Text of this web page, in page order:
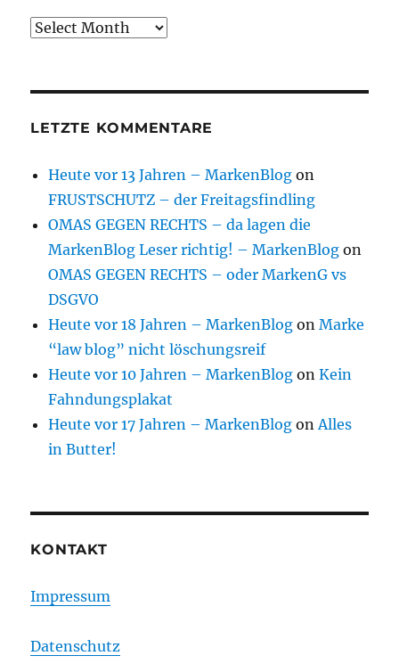
Archive
LETZTE KOMMENTARE
Heute vor 13 Jahren – MarkenBlog on
FRUSTSCHUTZ – der Freitagsfindling
OMAS GEGEN RECHTS – da lagen die
MarkenBlog Leser richtig! – MarkenBlog on
OMAS GEGEN RECHTS – oder MarkenG vs
DSGVO
Heute vor 18 Jahren – MarkenBlog onMarke
“law blog” nicht löschungsreif
Heute vor 10 Jahren – MarkenBlog onKein
Fahndungsplakat
Heute vor 17 Jahren – MarkenBlog onAlles
in Butter!
KONTAKT
Impressum
Datenschutz